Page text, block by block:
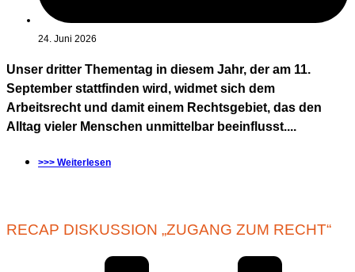
24. Juni 2026
Unser dritter Thementag in diesem Jahr, der am 11.
September stattfinden wird, widmet sich dem
Arbeitsrecht und damit einem Rechtsgebiet, das den
Alltag vieler Menschen unmittelbar beeinflusst....
>>> Weiterlesen
RECAP DISKUSSION „ZUGANG ZUM RECHT“